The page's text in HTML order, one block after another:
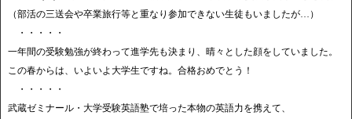
（部活の三送会や卒業旅行等と重なり参加できない生徒もいましたが…）
・・・・・
一年間の受験勉強が終わって進学先も決まり、晴々とした顔をしていました。
この春からは、いよいよ大学生ですね。合格おめでとう！
・・・・・
武蔵ゼミナール・大学受験英語塾で培った本物の英語力を携えて、